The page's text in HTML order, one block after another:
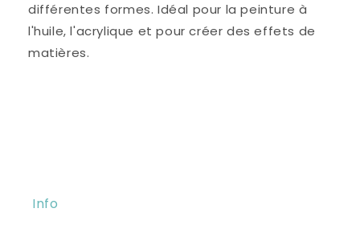
différentes formes. Idéal pour la peinture à
l'huile, l'acrylique et pour créer des effets de
matières.
Info